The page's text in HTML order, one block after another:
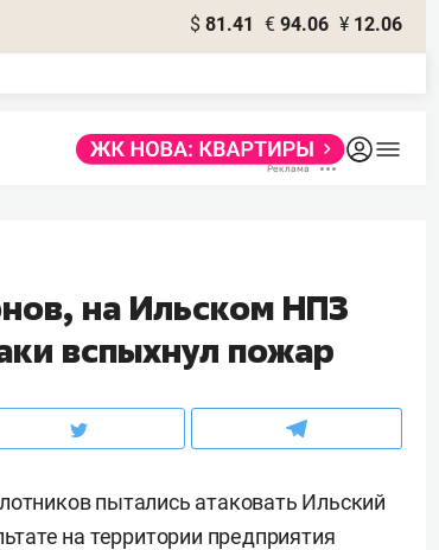
$ 81.41 € 94.06 ¥ 12.06
на Ильском НПЗ
вспыхнул пожар
пытались атаковать Ильский
на территории предприятия